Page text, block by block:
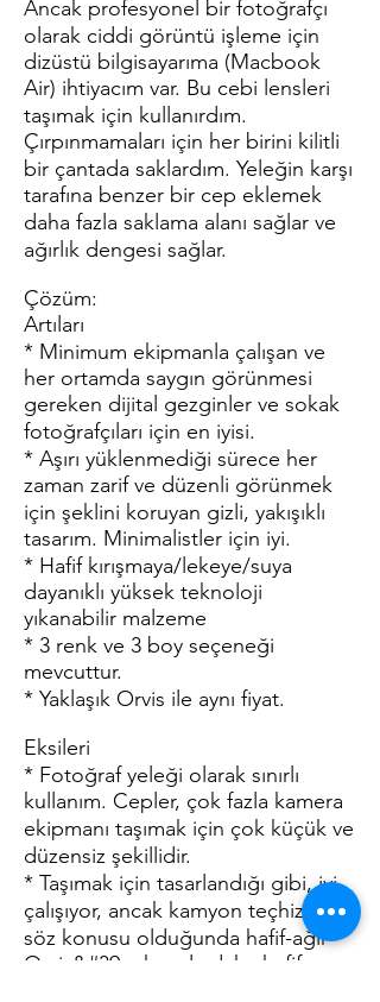
Ancak profesyonel bir fotoğrafçı
olarak ciddi görüntü işleme için
dizüstü bilgisayarıma (Macbook
Air) ihtiyacım var. Bu cebi lensleri
taşımak için kullanırdım.
Çırpınmamaları için her birini kilitli
bir çantada saklardım. Yeleğin karşı
tarafına benzer bir cep eklemek
daha fazla saklama alanı sağlar ve
ağırlık dengesi sağlar.
Çözüm:
Artıları
* Minimum ekipmanla çalışan ve
her ortamda saygın görünmesi
gereken dijital gezginler ve sokak
fotoğrafçıları için en iyisi.
* Aşırı yüklenmediği sürece her
zaman zarif ve düzenli görünmek
için şeklini koruyan gizli, yakışıklı
tasarım. Minimalistler için iyi.
* Hafif kırışmaya/lekeye/suya
dayanıklı yüksek teknoloji
yıkanabilir malzeme
* 3 renk ve 3 boy seçeneği
mevcuttur.
* Yaklaşık Orvis ile aynı fiyat.
Eksileri
* Fotoğraf yeleği olarak sınırlı
kullanım. Cepler, çok fazla kamera
ekipmanı taşımak için çok küçük ve
düzensiz şekillidir.
* Taşımak için tasarlandığı gibi, iyi
çalışıyor, ancak kamyon teçhizatı
söz konusu olduğunda hafif-ağır
Orvis&#39;e kıyasla daha hafif.